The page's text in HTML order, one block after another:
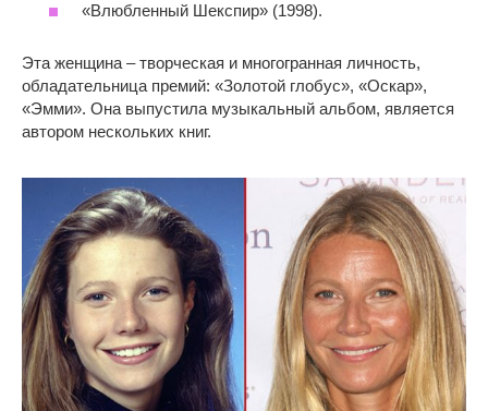
«Влюбленный Шекспир» (1998).
Эта женщина – творческая и многогранная личность,
обладательница премий: «Золотой глобус», «Оскар»,
«Эмми». Она выпустила музыкальный альбом, является
автором нескольких книг.